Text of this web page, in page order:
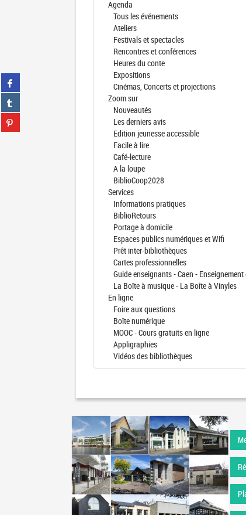
Partager
sur
facebook
(Nouvelle
fenêtre)
Partager
sur
tumblr
(Nouvelle
Partager
sur
Agenda
Tous les événements
Ateliers
Festivals et spectacles
Rencontres et conférences
Heures du conte
Expositions
Cinémas, Concerts et projections
Zoom sur
Nouveautés
Les derniers avis
Edition jeunesse accessible
Facile à lire
Café-lecture
A la loupe
BiblioCoop2028
Services
Informations pratiques
BiblioRetours
Portage à domicile
Espaces publics numériques et Wifi
Prêt inter-bibliothèques
Cartes professionnelles
Guide enseignants - Caen -
La Boîte à musique - La Boîte à Vinyles
En ligne
Foire aux questions
Boîte numérique
MOOC - Cours gratuits en ligne
Appligraphies
Vidéos des bibliothèques